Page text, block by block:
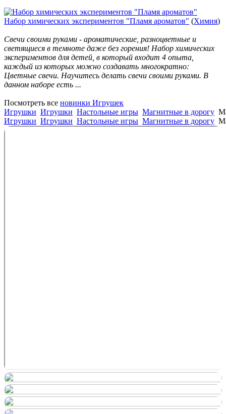
Набор химических экспериментов "Пламя ароматов" (Химия)
Свечи своими руками - ароматические, разноцветные и
светящиеся в темноте даже без горения! Набор химических
экспериментов для детей, в который входит 4 опыта,
каждый из которых можно создавать многократно:
Цветные свечи. Научитесь делать свечи своими руками. В
данном наборе есть ...
Посмотреть все новинки Игрушек
Игрушки Игрушки Настольные игры Магнитные в дорогу
Игрушки Игрушки Настольные игры Магнитные в дорогу